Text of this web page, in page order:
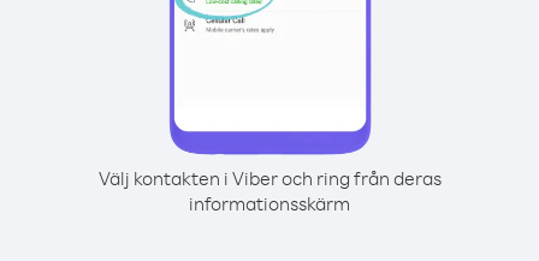
Välj kontakten i Viber och ring från deras
informationsskärm